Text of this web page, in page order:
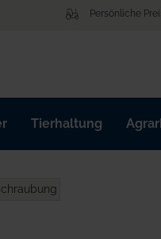
Persönliche
Tierhaltung